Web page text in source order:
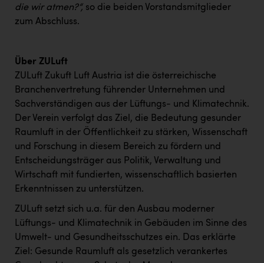
die wir atmen?“, so die beiden Vorstandsmitglieder
zum Abschluss.
Über ZULuft
ZULuft Zukuft Luft Austria ist die österreichische
Branchenvertretung führender Unternehmen und
Sachverständigen aus der Lüftungs- und Klimatechnik.
Der Verein verfolgt das Ziel, die Bedeutung gesunder
Raumluft in der Öffentlichkeit zu stärken, Wissenschaft
und Forschung in diesem Bereich zu fördern und
Entscheidungsträger aus Politik, Verwaltung und
Wirtschaft mit fundierten, wissenschaftlich basierten
Erkenntnissen zu unterstützen.
ZULuft setzt sich u.a. für den Ausbau moderner
Lüftungs- und Klimatechnik in Gebäuden im Sinne des
Umwelt- und Gesundheitsschutzes ein. Das erklärte
Ziel: Gesunde Raumluft als gesetzlich verankertes